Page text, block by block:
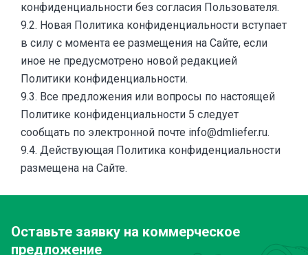
конфиденциальности без согласия Пользователя.
9.2. Новая Политика конфиденциальности вступает
в силу с момента ее размещения на Сайте, если
иное не предусмотрено новой редакцией
Политики конфиденциальности.
9.3. Все предложения или вопросы по настоящей
Политике конфиденциальности 5 следует
сообщать по электронной почте info@dmliefer.ru.
9.4. Действующая Политика конфиденциальности
размещена на Сайте.
Оставьте заявку на коммерческое
предложение